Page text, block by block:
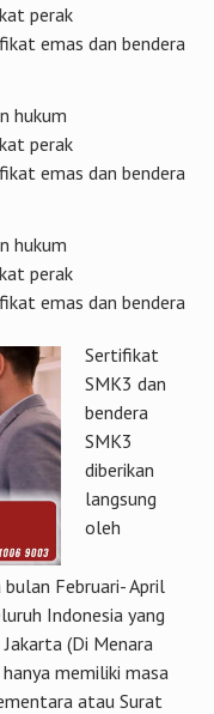
perak
emas dan bendera
hukum
perak
emas dan bendera
hukum
perak
emas dan bendera
Sertifikat
SMK3 dan
bendera
SMK3
diberikan
langsung
oleh
Februari- April
Indonesia yang
(Di Menara
memiliki masa
atau Surat